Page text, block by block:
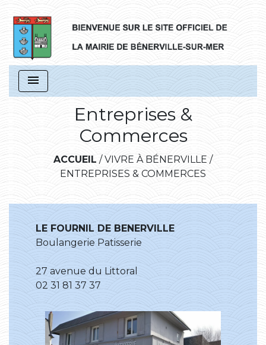
menu
Entreprises &
Commerces
ACCUEIL /VIVRE À BÉNERVILLE /
ENTREPRISES & COMMERCES
LE FOURNIL DE BENERVILLE
Boulangerie Patisserie
27 avenue du Littoral
02 31 81 37 37